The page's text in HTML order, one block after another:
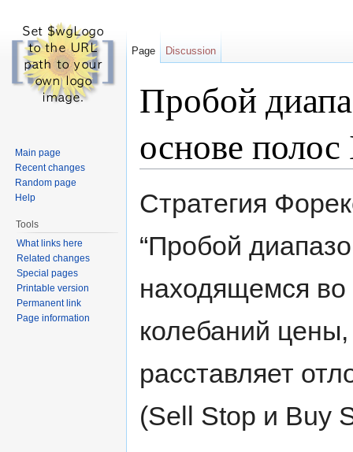
Пробой
основе
Стратегия
“Пробой
находящемся во
колебаний
расставляет
(Sell Stop и Buy
Page Discussion
Main page
Recent changes
Random page
Help
Tools
What links here
Related changes
Special pages
Printable version
Permanent link
Page information